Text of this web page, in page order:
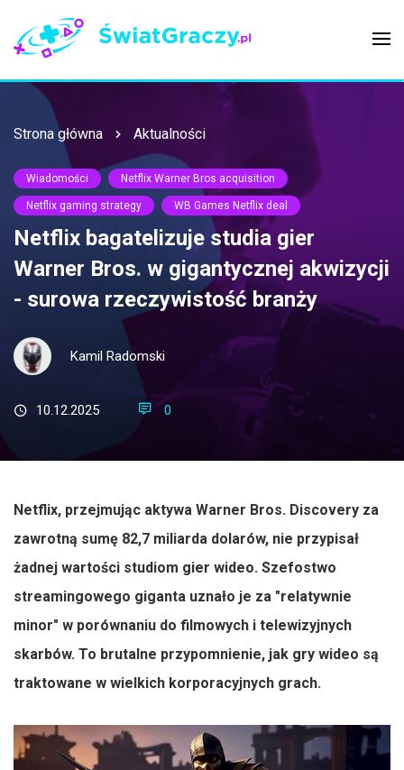
Strona główna Aktualności
Wiadomości Netflix Warner Bros acquisition
Netflix gaming strategy WB Games Netflix deal
Netflix bagatelizuje studia gier
Warner Bros. w gigantycznej akwizycji
- surowa rzeczywistość branży
Kamil Radomski
10.12.2025 0
Netflix, przejmując aktywa Warner Bros. Discovery za
zawrotną sumę 82,7 miliarda dolarów, nie przypisał
żadnej wartości studiom gier wideo. Szefostwo
streamingowego giganta uznało je za "relatywnie
minor" w porównaniu do filmowych i telewizyjnych
skarbów. To brutalne przypomnienie, jak gry wideo są
traktowane w wielkich korporacyjnych grach.